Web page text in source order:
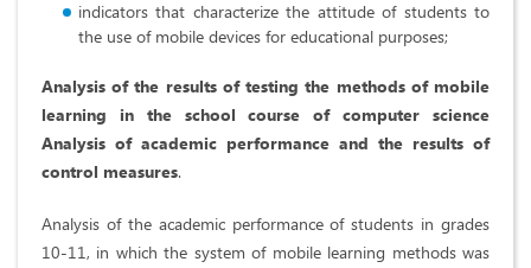
indicators that characterize the attitude of students to
the use of mobile devices for educational purposes;
Analysis of the results of testing the methods of mobile
learning in the school course of computer science
Analysis of academic performance and the results of
control measures.
Analysis of the academic performance of students in grades
10-11, in which the system of mobile learning methods was